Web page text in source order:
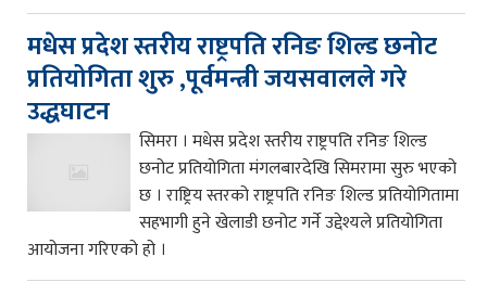
मधेस प्रदेश स्तरीय राष्ट्रपति रनिङ शिल्ड छनोट
प्रतियोगिता शुरु ,पूर्वमन्त्री जयसवालले गरे
उद्धघाटन
सिमरा । मधेस प्रदेश स्तरीय राष्ट्रपति रनिङ शिल्ड
छनोट प्रतियोगिता मंगलबारदेखि सिमरामा सुरु भएको
छ । राष्ट्रिय स्तरको राष्ट्रपति रनिङ शिल्ड प्रतियोगितामा
सहभागी हुने खेलाडी छनोट गर्ने उद्देश्यले प्रतियोगिता
आयोजना गरिएको हो ।